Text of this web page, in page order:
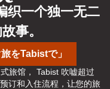
をTabistで」
织一个独一无二
事。
旅馆， Tabist 吹嘘超过
订和入住流程，让您的旅